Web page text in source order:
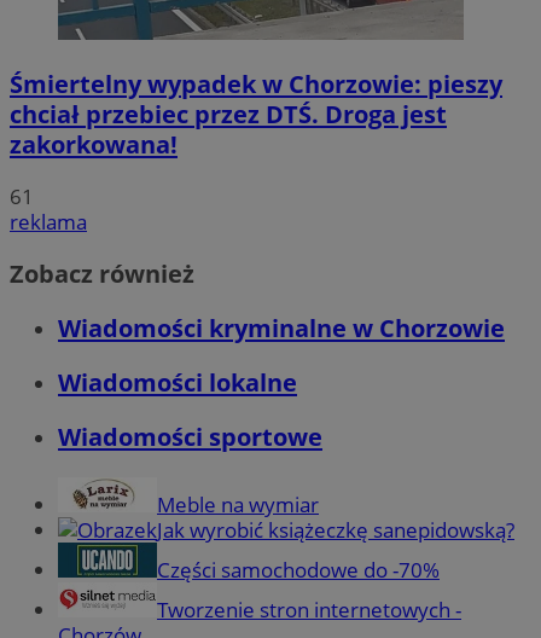
Śmiertelny wypadek w Chorzowie: pieszy
chciał przebiec przez DTŚ. Droga jest
zakorkowana!
61
reklama
Zobacz również
Wiadomości kryminalne w Chorzowie
Wiadomości lokalne
Wiadomości sportowe
Meble na wymiar
Jak wyrobić książeczkę sanepidowską?
Części samochodowe do -70%
Tworzenie stron internetowych -